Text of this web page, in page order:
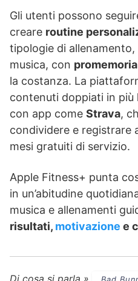
Gli utenti possono
creare routine
tipologie di
musica, con
la costanza. La
contenuti doppiati in più
con app come Strava,
condividere e registrare
mesi gratuiti di servizio.
Apple Fitness+ punta
in un’abitudine
musica e allenamenti
risultati, motivazione e
Di cosa si parla »